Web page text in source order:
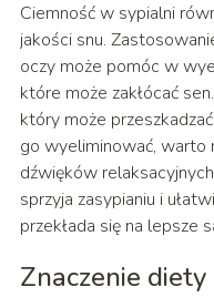
Ciemność w sypialni
jakości snu.
oczy może pomóc w
które może zakłócać
który może
go wyeliminować, warto
dźwięków
sprzyja zasypianiu i
przekłada się na lepsze
Znaczenie